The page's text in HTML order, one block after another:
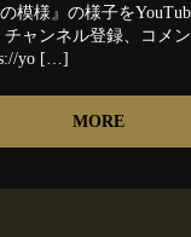
様』の様子を
ャンネル登録、コメ
yo […]
MORE